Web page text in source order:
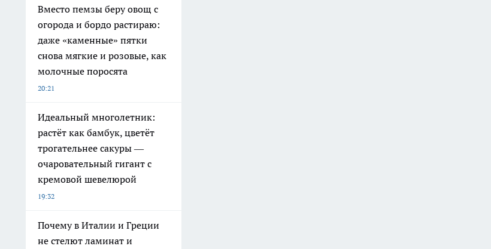
Вместо пемзы беру овощ с
огорода и бордо растираю:
даже «каменные» пятки
снова мягкие и розовые, как
молочные поросята
20:21
Идеальный многолетник:
растёт как бамбук, цветёт
трогательнее сакуры —
очаровательный гигант с
кремовой шевелюрой
19:32
Почему в Италии и Греции
не стелют ламинат и